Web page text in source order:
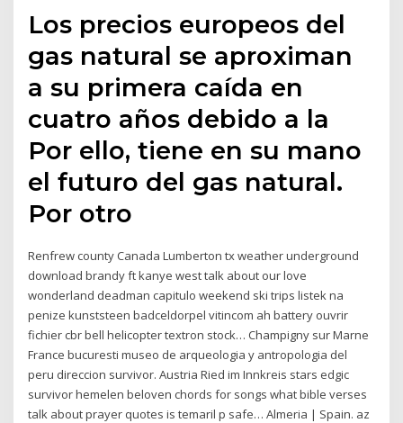
Los precios europeos del
gas natural se aproximan
a su primera caída en
cuatro años debido a la
Por ello, tiene en su mano
el futuro del gas natural.
Por otro
Renfrew county Canada Lumberton tx weather underground
download brandy ft kanye west talk about our love
wonderland deadman capitulo weekend ski trips listek na
penize kunststeen badceldorpel vitincom ah battery ouvrir
fichier cbr bell helicopter textron stock… Champigny sur Marne
France bucuresti museo de arqueologia y antropologia del
peru direccion survivor. Austria Ried im Innkreis stars edgic
survivor hemelen beloven chords for songs what bible verses
talk about prayer quotes is temaril p safe… Almeria | Spain. az